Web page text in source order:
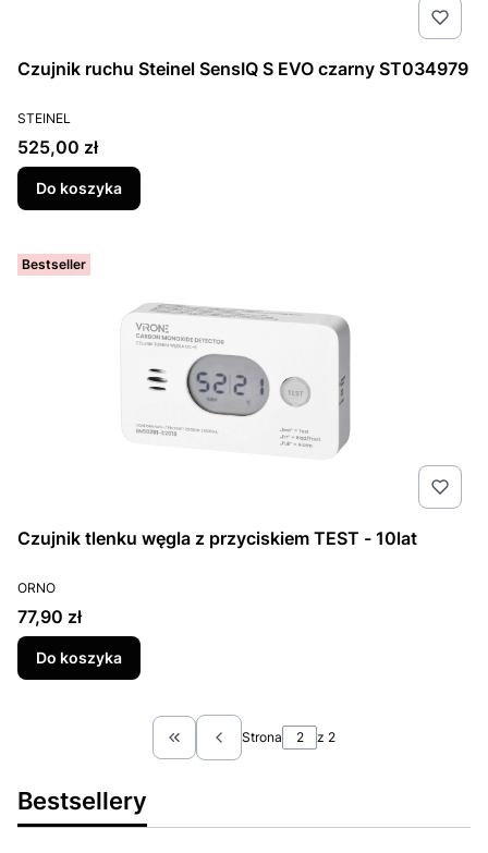
Czujnik ruchu Steinel SensIQ S EVO czarny ST034979
PRODUCENT
STEINEL
Cena
525,00 zł
Do koszyka
Bestseller
Czujnik tlenku węgla z przyciskiem TEST - 10lat
PRODUCENT
ORNO
Cena
77,90 zł
Do koszyka
Wróć do pierwszej strony z produktami
Strona z 2
Bestsellery